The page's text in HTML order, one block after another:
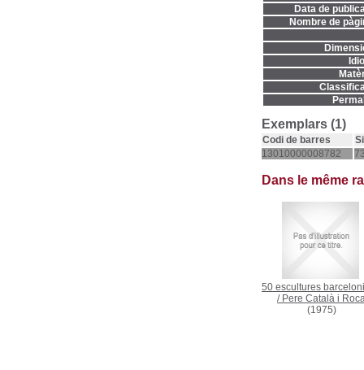
Data de
Nombre de
Exemplars (1)
Codi de barres
13010000008782
Dans le même
50 escultures
/ Pere Català i
(1975)